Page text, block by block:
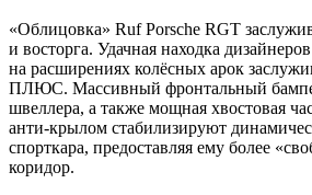
«Облицовка» Ruf Porsche RGT
и восторга. Удачная находка
на расширениях колёсных арок
ПЛЮС. Массивный фронтальный
швеллера, а также мощная хвостовая
анти-крылом стабилизируют
спорткара, предоставляя ему более
коридор.